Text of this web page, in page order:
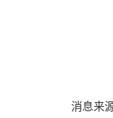
消息来